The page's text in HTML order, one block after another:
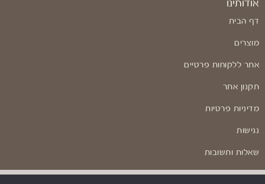
אודותינו
דף הבית
מוצרים
אתר ללקוחות פרטיים
תקנון אתר
מדיניות פרטיות
נגישות
שאלות ותשובות